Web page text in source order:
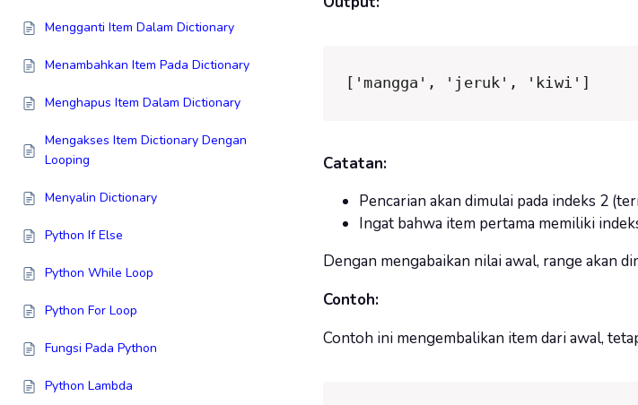
Mengganti Item Dalam Dictionary
Menambahkan Item Pada Dictionary
Menghapus Item Dalam Dictionary
Mengakses Item Dictionary Dengan
Looping
Menyalin Dictionary
Python If Else
Python While Loop
Python For Loop
Fungsi Pada Python
Python Lambda
['mangga', 'jeruk', 'kiwi']
Catatan:
Pencarian akan dimulai pada indeks 2
Ingat bahwa item pertama memiliki
Dengan mengabaikan nilai awal, range akan
Contoh:
Contoh ini mengembalikan item dari awal,